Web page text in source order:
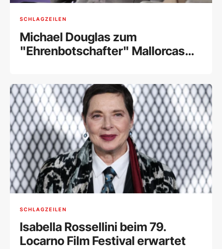
SCHLAGZEILEN
Michael Douglas zum
"Ehrenbotschafter" Mallorcas
SCHLAGZEILEN
Isabella Rossellini beim 79.
Locarno Film Festival erwartet